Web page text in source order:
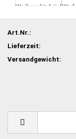
Art.Nr.:
Lieferzeit:
Versandgewicht: